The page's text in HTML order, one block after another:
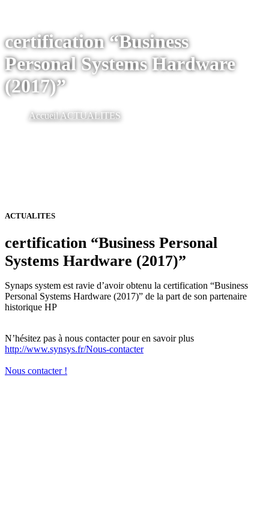
certification “Business
Personal Systems Hardware
(2017)”
AccueilACTUALITES
ACTUALITES
certification “Business Personal
Systems Hardware (2017)”
Synaps system est ravie d’avoir obtenu la certification “Business
Personal Systems Hardware (2017)” de la part de son partenaire
historique HP
N’hésitez pas à nous contacter pour en savoir plus
http://www.synsys.fr/Nous-contacter
Nous contacter !